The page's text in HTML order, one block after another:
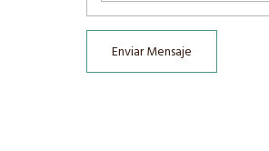
Enviar Mensaje